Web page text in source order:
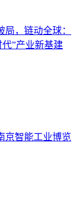
局，链动全球：
”产业新基建
京智能工业博览